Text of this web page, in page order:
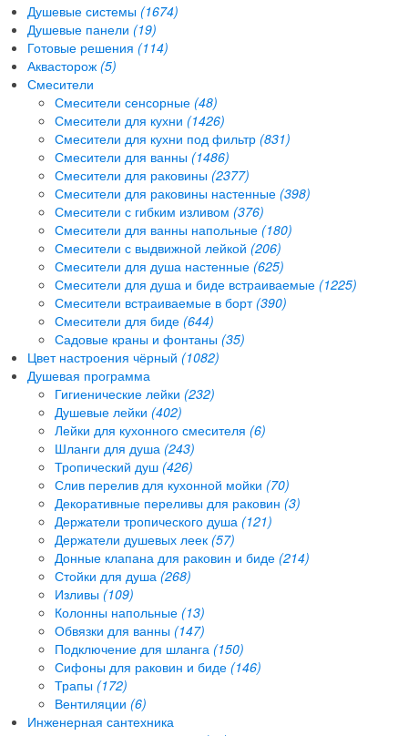
Душевые системы (1674)
Душевые панели (19)
Готовые решения (114)
Аквасторож (5)
Смесители
Смесители сенсорные (48)
Смесители для кухни (1426)
Смесители для кухни под фильтр (831)
Смесители для ванны (1486)
Смесители для раковины (2377)
Смесители для раковины настенные (398)
Смесители с гибким изливом (376)
Смесители для ванны напольные (180)
Смесители с выдвижной лейкой (206)
Смесители для душа настенные (625)
Смесители для душа и биде встраиваемые (1225)
Смесители встраиваемые в борт (390)
Смесители для биде (644)
Садовые краны и фонтаны (35)
Цвет настроения чёрный (1082)
Душевая программа
Гигиенические лейки (232)
Душевые лейки (402)
Лейки для кухонного смесителя (6)
Шланги для душа (243)
Тропический душ (426)
Слив перелив для кухонной мойки (70)
Декоративные переливы для раковин (3)
Держатели тропического душа (121)
Держатели душевых леек (57)
Донные клапана для раковин и биде (214)
Стойки для душа (268)
Изливы (109)
Колонны напольные (13)
Обвязки для ванны (147)
Подключение для шланга (150)
Сифоны для раковин и биде (146)
Трапы (172)
Вентиляции (6)
Инженерная сантехника